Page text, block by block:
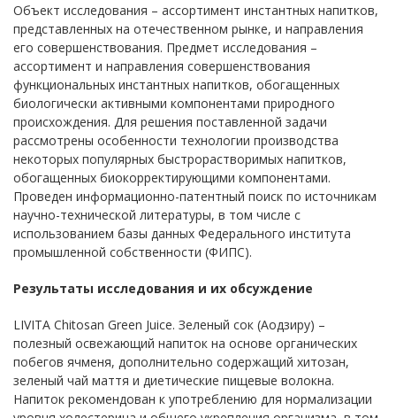
Объект исследования – ассортимент инстантных напитков,
представленных на отечественном рынке, и направления
его совершенствования. Предмет исследования –
ассортимент и направления совершенствования
функциональных инстантных напитков, обогащенных
биологически активными компонентами природного
происхождения. Для решения поставленной задачи
рассмотрены особенности технологии производства
некоторых популярных быстрорастворимых напитков,
обогащенных биокорректирующими компонентами.
Проведен информационно-патентный поиск по источникам
научно-технической литературы, в том числе с
использованием базы данных Федерального института
промышленной собственности (ФИПС).
Результаты исследования и их обсуждение
LIVITA Chitosan Green Juice. Зеленый сок (Аодзиру) –
полезный освежающий напиток на основе органических
побегов ячменя, дополнительно содержащий хитозан,
зеленый чай маття и диетические пищевые волокна.
Напиток рекомендован к употреблению для нормализации